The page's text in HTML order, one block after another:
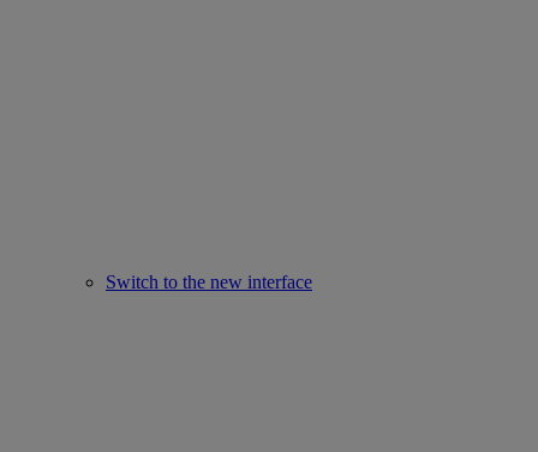
Switch to the new interface